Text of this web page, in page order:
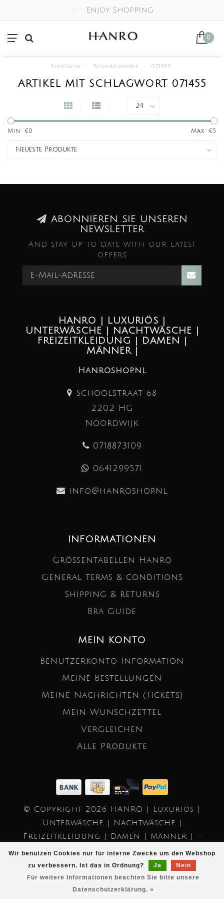
Enjoy Shopping
0
Startseite Schlagworte 071455
ARTIKEL MIT SCHLAGWORT 071455
Min: €0 Max: €5
Wir benutzen Cookies nur für interne Zwecke um den Webshop
zu verbessern. Ist das in Ordnung?
Ja
Nein
Für weitere Informationen beachten Sie bitte unsere
Datenschutzerklärung. »
ABONNIEREN SIE UNSEREN
NEWSLETTER
And stay up to date with our latest
offers
HANRO | LUXURIÖS |
UNTERWÄSCHE | NACHTWÄSCHE |
FREIZEITKLEIDUNG | DAMEN |
MÄNNER |
Hanroshop.nl
Schoolstraat 68
2202 HG
Noordwijk
0718873109
0641299571
info@hanroshop.nl
INFORMATIONEN
Größentabellen Hanro
General terms & conditions
Shipping & returns
Bra Guide
MEIN KONTO
Benutzerkonto Information
Meine Bestellungen
Meine Nachrichten (Tickets)
Mein Wunschzettel
Vergleichen
Alle Produkte
© Copyright 2026 HANRO | Luxuriös |
Unterwäsche | Nachtwäsche |
Freizeitkleidung | Damen | Männer | -
Powered by
Lightspeed
- Theme by
Dyvelopment